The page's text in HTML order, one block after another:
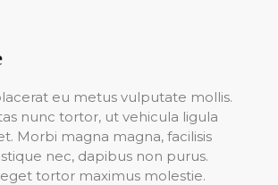
eu metus vulputate mollis.
nunc tortor, ut vehicula ligula
Morbi magna magna, facilisis
nec, dapibus non purus.
tortor maximus molestie.